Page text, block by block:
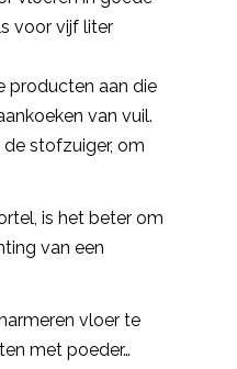
voor vijf liter
producten aan die
van vuil.
stofzuiger, om
is het beter om
van een
vloer te
met poeder…